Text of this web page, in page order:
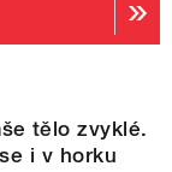
tělo zvyklé.
i v horku